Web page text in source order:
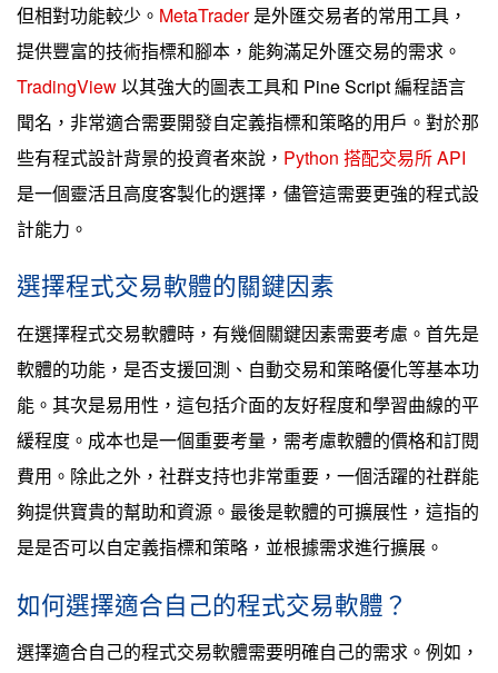
但相對功能較少。 MetaTrader是外匯交易者的常用工具，
提供豐富的技術指標和腳本，能夠滿足外匯交易的需求。
TradingView以其強大的圖表工具和 Pine Script 編程語言
聞名，非常適合需要開發自定義指標和策略的用戶。對於那
些有程式設計背景的投資者來說， Python 搭配交易所 API
是一個靈活且高度客製化的選擇，儘管這需要更強的程式設
計能力。
選擇程式交易軟體的關鍵因素
在選擇程式交易軟體時，有幾個關鍵因素需要考慮。首先是
軟體的功能，是否支援回測、自動交易和策略優化等基本功
能。其次是易用性，這包括介面的友好程度和學習曲線的平
緩程度。成本也是一個重要考量，需考慮軟體的價格和訂閱
費用。除此之外，社群支持也非常重要，一個活躍的社群能
夠提供寶貴的幫助和資源。最後是軟體的可擴展性，這指的
是是否可以自定義指標和策略，並根據需求進行擴展。
如何選擇適合自己的程式交易軟體？
選擇適合自己的程式交易軟體需要明確自己的需求。例如，